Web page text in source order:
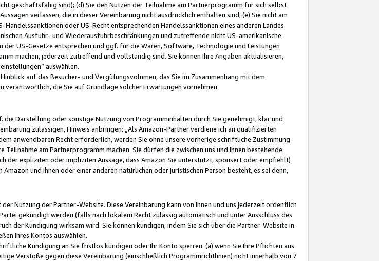
geschäftsfähig sind); (d) Sie den Nutzen der Teilnahme am Partnerprogramm für sich selbst
verlassen, die in dieser Vereinbarung nicht ausdrücklich enthalten sind; (e) Sie nicht am
oder US-Recht entsprechenden Handelssanktionen eines anderen Landes
Ausfuhr- und Wiederausfuhrbeschränkungen und zutreffende nicht US-amerikanische
US-Gesetze entsprechen und ggf. für die Waren, Software, Technologie und Leistungen
machen, jederzeit zutreffend und vollständig sind. Sie können Ihre Angaben aktualisieren,
auswählen.
auf das Besucher- und Vergütungsvolumen, das Sie im Zusammenhang mit dem
die Sie auf Grundlage solcher Erwartungen vornehmen.
die Darstellung oder sonstige Nutzung von Programminhalten durch Sie genehmigt, klar und
zulässigen, Hinweis anbringen: „Als Amazon-Partner verdiene ich an qualifizierten
anwendbaren Recht erforderlich, werden Sie ohne unsere vorherige schriftliche Zustimmung
am Partnerprogramm machen. Sie dürfen die zwischen uns und Ihnen bestehende
der expliziten oder impliziten Aussage, dass Amazon Sie unterstützt, sponsert oder empfiehlt)
und Ihnen oder einer anderen natürlichen oder juristischen Person besteht, es sei denn,
Nutzung der Partner-Website. Diese Vereinbarung kann von Ihnen und uns jederzeit ordentlich
gekündigt werden (falls nach lokalem Recht zulässig automatisch und unter Ausschluss des
der Kündigung wirksam wird. Sie können kündigen, indem Sie sich über die Partner-Website in
Ihres Kontos auswählen.
Kündigung an Sie fristlos kündigen oder Ihr Konto sperren: (a) wenn Sie Ihre Pflichten aus
Verstöße gegen diese Vereinbarung (einschließlich Programmrichtlinien) nicht innerhalb von 7